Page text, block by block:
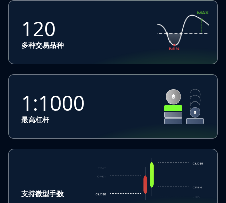
120
多种交易品种
1:1000
最高杠杆
支持微型手数